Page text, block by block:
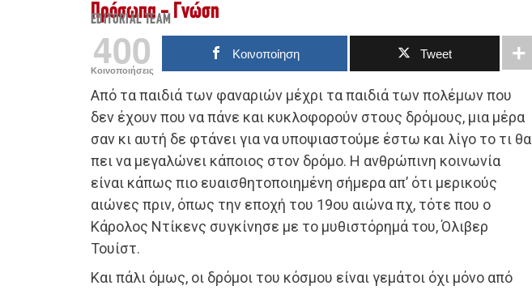
Πρόσωπα - Γνώση
EDITORIAL TEAM
400
Κοινοποιήσεις
Κοινοποίηση Tweet
Από τα παιδιά των φαναριών μέχρι τα παιδιά των πολέμων που
δεν έχουν που να πάνε και κυκλοφορούν στους δρόμους, μια μέρα
σαν κι αυτή δε φτάνει για να υποψιαστούμε έστω και λίγο το τι θα
πει να μεγαλώνει κάποιος στον δρόμο. Η ανθρώπινη κοινωνία
είναι κάπως πιο ευαισθητοποιημένη σήμερα απ’ ότι μερικούς
αιώνες πριν, όπως την εποχή του 19ου αιώνα πχ, τότε που ο
Κάρολος Ντίκενς συγκίνησε με το μυθιστόρημά του, Όλιβερ
Τουίστ.
Και πάλι όμως, οι δρόμοι του κόσμου είναι γεμάτοι όχι μόνο από